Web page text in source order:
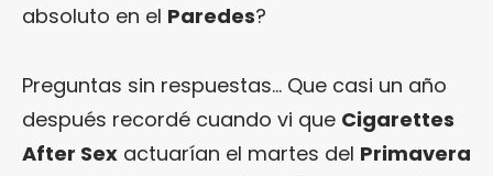
absoluto en el Paredes?
Preguntas sin respuestas… Que casi un año
después recordé cuando vi que Cigarettes
After Sex actuarían el martes del Primavera